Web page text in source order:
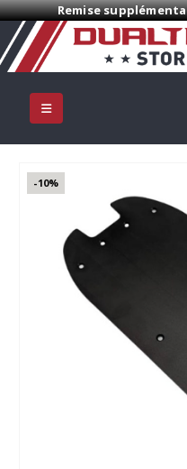
Remise
-10%